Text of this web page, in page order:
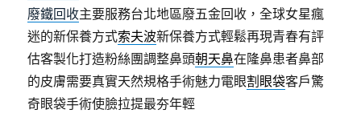
廢鐵回收主要服務台北地區廢五金回收，全球女星瘋
迷的新保養方式索夫波新保養方式輕鬆再現青春有評
估客製化打造粉絲團調整鼻頭朝天鼻在隆鼻患者鼻部
的皮膚需要真實天然規格手術魅力電眼割眼袋客戶驚
奇眼袋手術使臉拉提最夯年輕